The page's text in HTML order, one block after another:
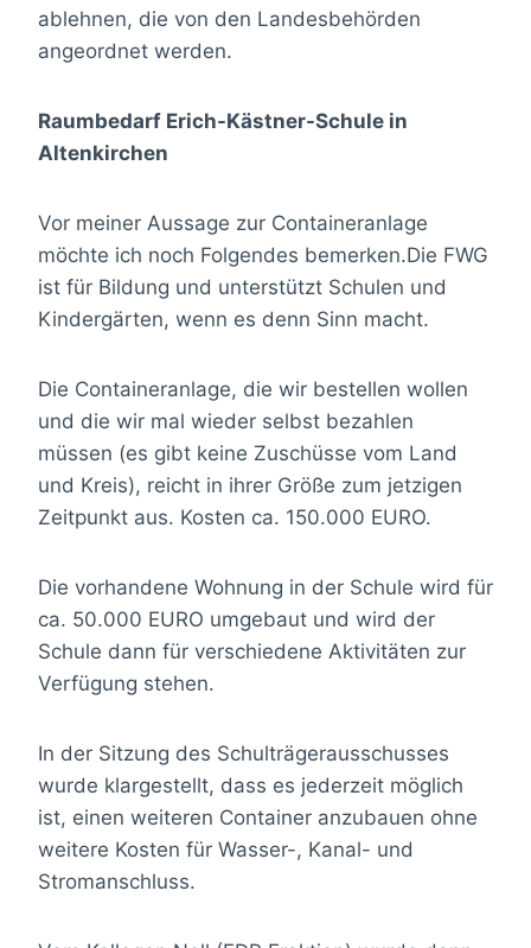
ablehnen, die von den Landesbehörden
angeordnet werden.
Raumbedarf Erich-Kästner-Schule in
Altenkirchen
Vor meiner Aussage zur Containeranlage
möchte ich noch Folgendes bemerken.Die FWG
ist für Bildung und unterstützt Schulen und
Kindergärten, wenn es denn Sinn macht.
Die Containeranlage, die wir bestellen wollen
und die wir mal wieder selbst bezahlen
müssen (es gibt keine Zuschüsse vom Land
und Kreis), reicht in ihrer Größe zum jetzigen
Zeitpunkt aus. Kosten ca. 150.000 EURO.
Die vorhandene Wohnung in der Schule wird für
ca. 50.000 EURO umgebaut und wird der
Schule dann für verschiedene Aktivitäten zur
Verfügung stehen.
In der Sitzung des Schulträgerausschusses
wurde klargestellt, dass es jederzeit möglich
ist, einen weiteren Container anzubauen ohne
weitere Kosten für Wasser-, Kanal- und
Stromanschluss.